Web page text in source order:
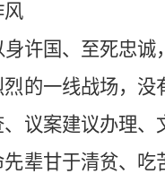
风
许国、至死忠
的一线战场，
议案建议办理、
辈甘于清贫、